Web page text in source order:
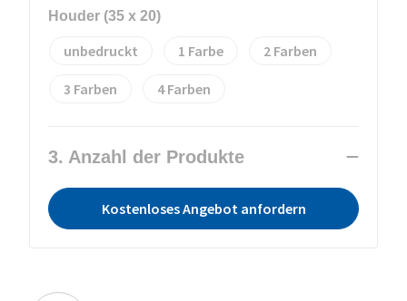
Houder (35 x 20)
unbedruckt 1 2
3 4
3. Anzahl der Produkte
Kostenloses Angebot anfordern